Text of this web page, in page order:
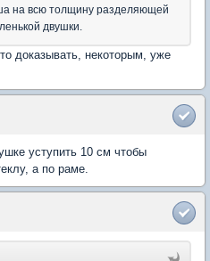
на всю толщину разделяющей
двушки.
доказывать, некоторым, уже
уступить 10 см чтобы
а по раме.